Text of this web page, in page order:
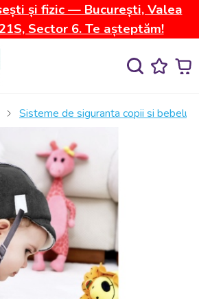
și fizic — București, Valea
Sector 6. Te așteptăm!
Sisteme de siguranta copii si bebelusi